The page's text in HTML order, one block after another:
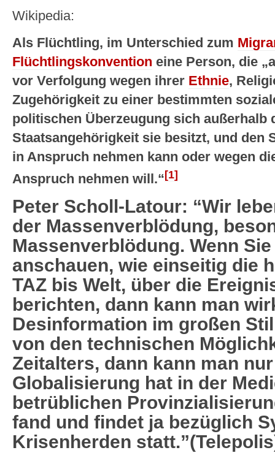
Wikipedia:
Als Flüchtling, im Unterschied zum
Flüchtlingskonvention eine Person, die
vor Verfolgung wegen ihrer Ethnie,
Zugehörigkeit zu einer bestimmten
politischen Überzeugung sich außerhalb
Staatsangehörigkeit sie besitzt, und den
in Anspruch nehmen kann oder wegen
Anspruch nehmen will.“[1]
Peter Scholl-Latour: “Wir
der Massenverblödung,
Massenverblödung. Wenn
anschauen, wie einseitig die
TAZ bis Welt, über die
berichten, dann kann man
Desinformation im großen
von den technischen
Zeitalters, dann kann man
Globalisierung hat in der
betrüblichen
fand und findet ja bezüglich
Krisenherden